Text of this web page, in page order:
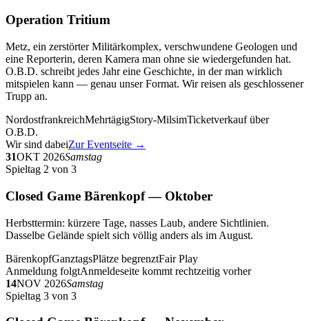
Operation Tritium
Metz, ein zerstörter Militärkomplex, verschwundene Geologen und
eine Reporterin, deren Kamera man ohne sie wiedergefunden hat.
O.B.D. schreibt jedes Jahr eine Geschichte, in der man wirklich
mitspielen kann — genau unser Format. Wir reisen als geschlossener
Trupp an.
NordostfrankreichMehrtägigStory-MilsimTicketverkauf über
O.B.D.
Wir sind dabeiZur Eventseite →
31OKT 2026Samstag
Spieltag 2 von 3
Closed Game Bärenkopf — Oktober
Herbsttermin: kürzere Tage, nasses Laub, andere Sichtlinien.
Dasselbe Gelände spielt sich völlig anders als im August.
BärenkopfGanztagsPlätze begrenztFair Play
Anmeldung folgtAnmeldeseite kommt rechtzeitig vorher
14NOV 2026Samstag
Spieltag 3 von 3